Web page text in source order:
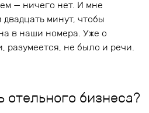
— ничего нет. И мне
минут, чтобы
в наши номера. Уже о
разумеется, не было и речи.
отельного бизнеса?